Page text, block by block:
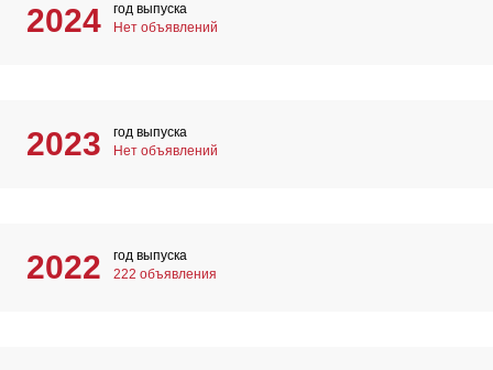
2024
год выпуска
Нет объявлений
2023
год выпуска
Нет объявлений
2022
год выпуска
222 объявления